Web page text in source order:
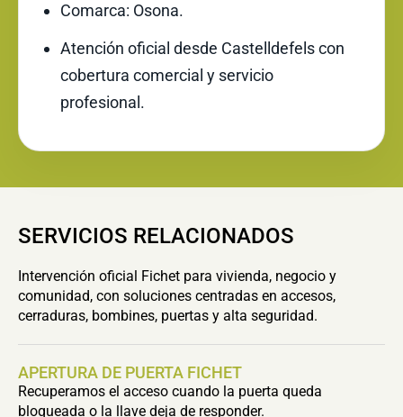
Comarca: Osona.
Atención oficial desde Castelldefels con
cobertura comercial y servicio
profesional.
SERVICIOS RELACIONADOS
Intervención oficial Fichet para vivienda, negocio y
comunidad, con soluciones centradas en accesos,
cerraduras, bombines, puertas y alta seguridad.
APERTURA DE PUERTA FICHET
Recuperamos el acceso cuando la puerta queda
bloqueada o la llave deja de responder.